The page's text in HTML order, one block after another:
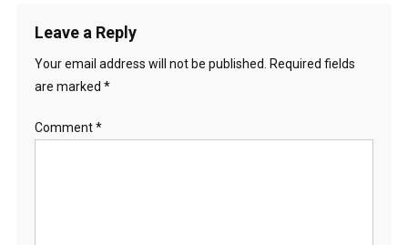
Leave a Reply
Your email address will not be published. Required fields
are marked *
Comment*